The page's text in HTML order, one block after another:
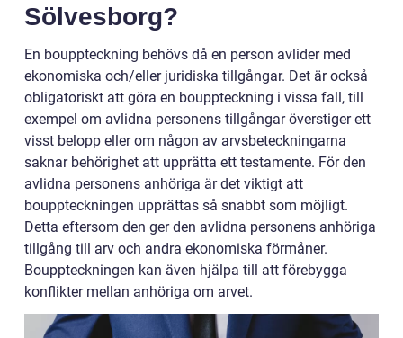
Sölvesborg?
En bouppteckning behövs då en person avlider med
ekonomiska och/eller juridiska tillgångar. Det är också
obligatoriskt att göra en bouppteckning i vissa fall, till
exempel om avlidna personens tillgångar överstiger ett
visst belopp eller om någon av arvsbeteckningarna
saknar behörighet att upprätta ett testamente. För den
avlidna personens anhöriga är det viktigt att
bouppteckningen upprättas så snabbt som möjligt.
Detta eftersom den ger den avlidna personens anhöriga
tillgång till arv och andra ekonomiska förmåner.
Bouppteckningen kan även hjälpa till att förebygga
konflikter mellan anhöriga om arvet.